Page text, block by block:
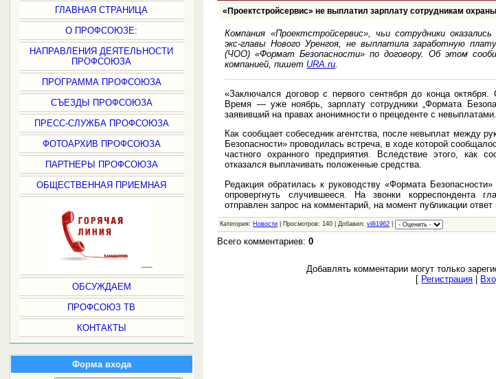
ГЛАВНАЯ СТРАНИЦА
О ПРОФСОЮЗЕ:
НАПРАВЛЕНИЯ ДЕЯТЕЛЬНОСТИ
ПРОФСОЮЗА
ПРОГРАММА ПРОФСОЮЗА
СЪЕЗДЫ ПРОФСОЮЗА
ПРЕСС-СЛУЖБА ПРОФСОЮЗА
ФОТОАРХИВ ПРОФСОЮЗА
ПАРТНЕРЫ ПРОФСОЮЗА
ОБЩЕСТВЕННАЯ ПРИЕМНАЯ
ОБСУЖДАЕМ
ПРОФСОЮЗ ТВ
КОНТАКТЫ
Форма входа
«Проектстройсервис» не выплатил зарплату сотрудникам охраны
Компания «Проектстройсервис», чьи сотрудники
экс-главы Нового Уренгоя, не выплатила заработную
(ЧОО) «Формат Безопасности» по договору. Об этом
компанией, пишет URA.ru.
«Заключался договор с первого сентября до конца
Время — уже ноябрь, зарплату сотрудники „Формата
заявивший на правах анонимности о прецеденте с невыплатами.
Как сообщает собеседник агентства, после невыплат между
Безопасности» проводилась встреча, в ходе которой
частного охранного предприятия. Вследствие этого, как
отказался выплачивать положенные средства.
Редакция обратилась к руководству «Формата
опровергнуть случившееся. На звонки корреспондента
отправлен запрос на комментарий, на момент публикации ответ
Категория: Новости | Просмотров: 140 | Добавил:villi1962
Всего комментариев:0
Добавлять комментарии могут только
[ Регистрация